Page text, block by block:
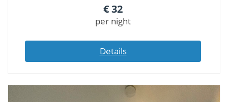
€32
per night
Details